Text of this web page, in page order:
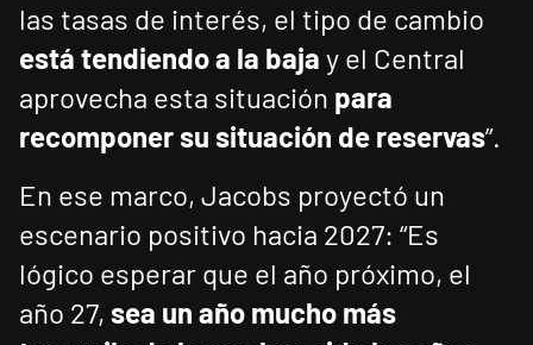
las tasas de interés, el tipo de cambio
está tendiendo a la baja y el Central
aprovecha esta situación para
recomponer su situación de reservas”.
En ese marco, Jacobs proyectó un
escenario positivo hacia 2027: “Es
lógico esperar que el año próximo, el
año 27, sea un año mucho más